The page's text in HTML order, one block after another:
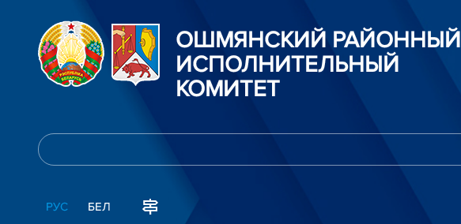
ОШМЯНСКИЙ РАЙОННЫЙ
ИСПОЛНИТЕЛЬНЫЙ
КОМИТЕТ
РУС БЕЛ